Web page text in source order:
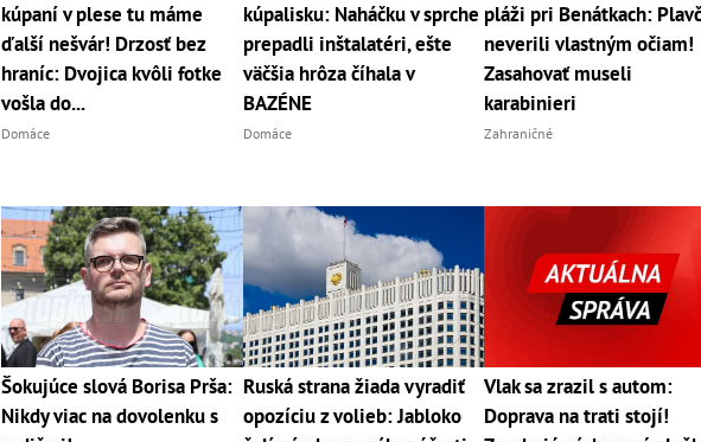
kúpaní v plese tu máme
ďalší nešvár! Drzosť bez
hraníc: Dvojica kvôli fotke
vošla do...
Domáce
kúpalisku: Naháčku v sprche
prepadli inštalatéri, ešte
väčšia hrôza číhala v
BAZÉNE
Domáce
pláži pri Benátkach:
neverili vlastným očiam!
Zasahovať museli
karabinieri
Zahraničné
Šokujúce slová Borisa Prša:
Nikdy viac na dovolenku s
Ruská strana žiada vyradiť
opozíciu z volieb: Jabloko
Vlak sa zrazil s autom:
Doprava na trati stojí!